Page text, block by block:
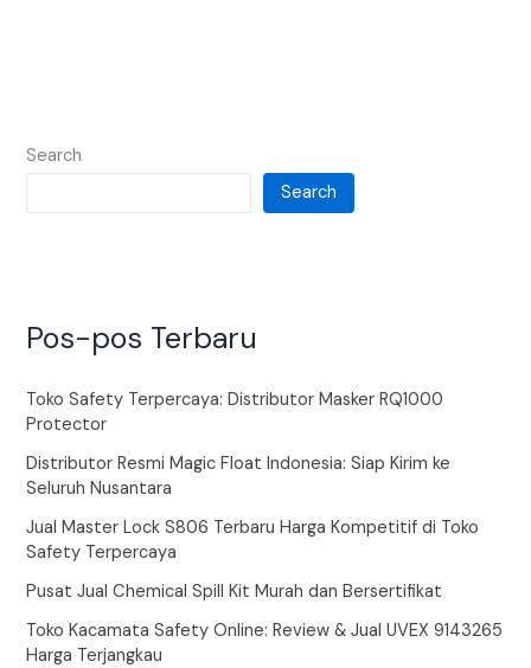
Search
Search
Pos-pos Terbaru
Toko Safety Terpercaya: Distributor Masker RQ1000
Protector
Distributor Resmi Magic Float Indonesia: Siap Kirim ke
Seluruh Nusantara
Jual Master Lock S806 Terbaru Harga Kompetitif di Toko
Safety Terpercaya
Pusat Jual Chemical Spill Kit Murah dan Bersertifikat
Toko Kacamata Safety Online: Review & Jual UVEX 9143265
Harga Terjangkau